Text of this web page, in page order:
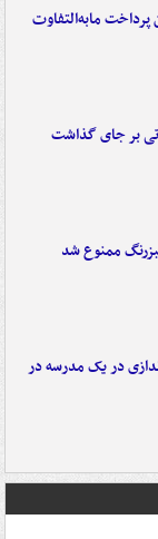
پرداخت مابه‌التفاوت
ممنوع شد
در یک مدرسه در